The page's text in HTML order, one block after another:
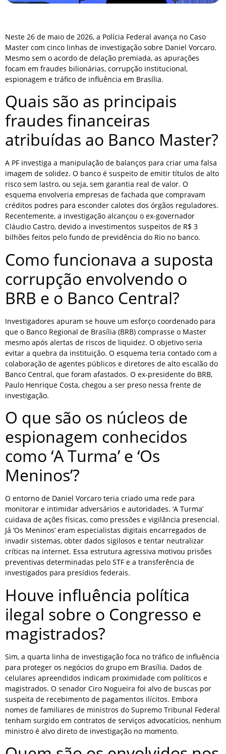
Neste 26 de maio de 2026, a Polícia Federal avança no Caso
Master com cinco linhas de investigação sobre Daniel Vorcaro.
Mesmo sem o acordo de delação premiada, as apurações
focam em fraudes bilionárias, corrupção institucional,
espionagem e tráfico de influência em Brasília.
Quais são as principais
fraudes financeiras
atribuídas ao Banco Master?
A PF investiga a manipulação de balanços para criar uma falsa
imagem de solidez. O banco é suspeito de emitir títulos de alto
risco sem lastro, ou seja, sem garantia real de valor. O
esquema envolveria empresas de fachada que compravam
créditos podres para esconder calotes dos órgãos reguladores.
Recentemente, a investigação alcançou o ex-governador
Cláudio Castro, devido a investimentos suspeitos de R$ 3
bilhões feitos pelo fundo de previdência do Rio no banco.
Como funcionava a suposta
corrupção envolvendo o
BRB e o Banco Central?
Investigadores apuram se houve um esforço coordenado para
que o Banco Regional de Brasília (BRB) comprasse o Master
mesmo após alertas de riscos de liquidez. O objetivo seria
evitar a quebra da instituição. O esquema teria contado com a
colaboração de agentes públicos e diretores de alto escalão do
Banco Central, que foram afastados. O ex-presidente do BRB,
Paulo Henrique Costa, chegou a ser preso nessa frente de
investigação.
O que são os núcleos de
espionagem conhecidos
como ‘A Turma’ e ‘Os
Meninos’?
O entorno de Daniel Vorcaro teria criado uma rede para
monitorar e intimidar adversários e autoridades. ‘A Turma’
cuidava de ações físicas, como pressões e vigilância presencial.
Já ‘Os Meninos’ eram especialistas digitais encarregados de
invadir sistemas, obter dados sigilosos e tentar neutralizar
críticas na internet. Essa estrutura agressiva motivou prisões
preventivas determinadas pelo STF e a transferência de
investigados para presídios federais.
Houve influência política
ilegal sobre o Congresso e
magistrados?
Sim, a quarta linha de investigação foca no tráfico de influência
para proteger os negócios do grupo em Brasília. Dados de
celulares apreendidos indicam proximidade com políticos e
magistrados. O senador Ciro Nogueira foi alvo de buscas por
suspeita de recebimento de pagamentos ilícitos. Embora
nomes de familiares de ministros do Supremo Tribunal Federal
tenham surgido em contratos de serviços advocatícios, nenhum
ministro é alvo direto de investigação no momento.